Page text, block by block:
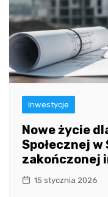
Inwestycje
Nowe życie
Społecznej w
zakończonej
15 stycznia 2026